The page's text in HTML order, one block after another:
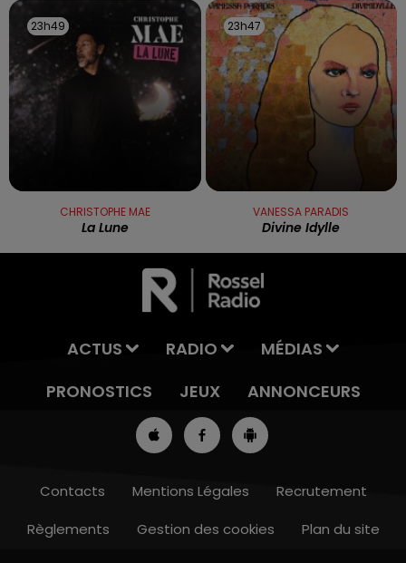
13h00 - 16h00
23h49
23h49
CHRISTOPHE MAE
La Lune
23h47
23h47
VANESSA PARADIS
Divine Idylle
ACTUS RADIO
MÉDIAS
PRONOSTICS
JEUX ANNONCEURS
Contacts Mentions Légales
Recrutement
Règlements
Gestion des cookies Plan du site